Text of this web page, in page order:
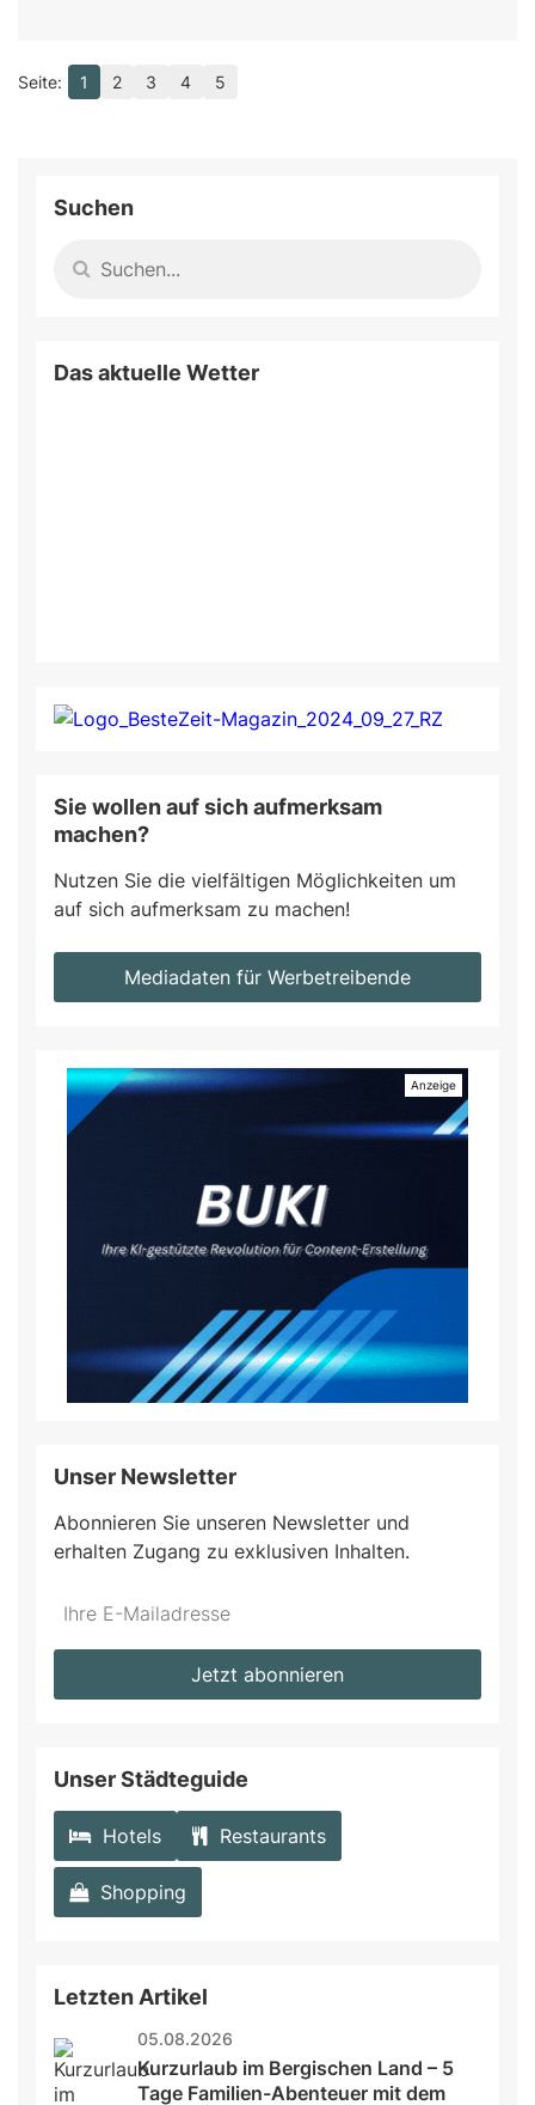
1 2 3 4 5
Suchen
Das aktuelle Wetter
Sie wollen auf sich aufmerksam
machen?
Nutzen Sie die vielfältigen Möglichkeiten um
auf sich aufmerksam zu machen!
Mediadaten für Werbetreibende
Unser Newsletter
Abonnieren Sie unseren Newsletter und
erhalten Zugang zu exklusiven Inhalten.
Do
*Ihre
Jetzt abonnieren
Unser Städteguide
Hotels Restaurants
Shopping
Letzten Artikel
05.08.2026
Kurzurlaub im Bergischen Land – 5
Tage Familien-Abenteuer mit dem